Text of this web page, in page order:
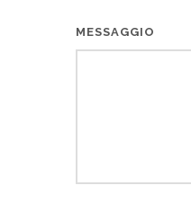
MESSAGGIO